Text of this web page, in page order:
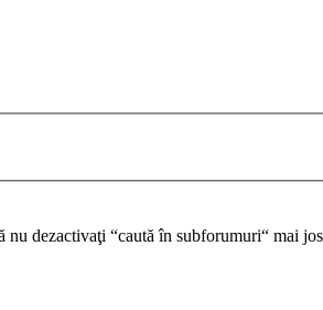
nu dezactivaţi “caută în subforumuri“ mai